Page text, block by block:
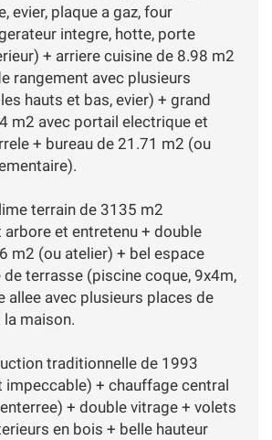
evier, plaque a gaz, four
integre, hotte, porte
+ arriere cuisine de 8.98 m2
rangement avec plusieurs
hauts et bas, evier) + grand
m2 avec portail electrique et
+ bureau de 21.71 m2 (ou
terrain de 3135 m2
et entretenu + double
m2 (ou atelier) + bel espace
terrasse (piscine coque, 9x4m,
allee avec plusieurs places de
maison.
traditionnelle de 1993
impeccable) + chauffage central
+ double vitrage + volets
en bois + belle hauteur